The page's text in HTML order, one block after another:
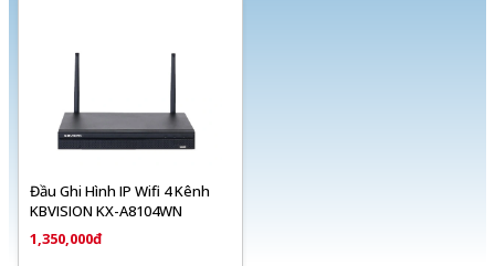
Đầu Ghi Hình IP Wifi 4 Kênh
KBVISION KX-A8104WN
1,350,000đ